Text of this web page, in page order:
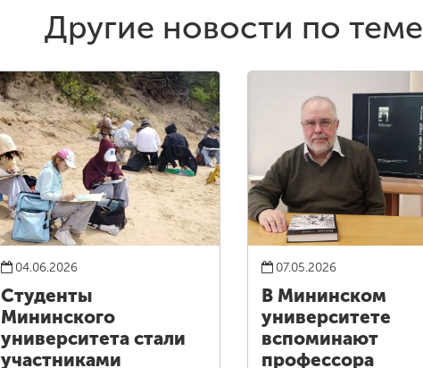
Другие новости по теме
04.06.2026
Студенты
Мининского
университета стали
участниками
07.05.2026
В Мининском
университете
вспоминают
профессора